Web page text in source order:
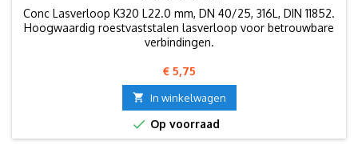
Conc Lasverloop K320 L22.0 mm, DN 40/25, 316L, DIN 11852.
Hoogwaardig roestvaststalen lasverloop voor betrouwbare
verbindingen.
Prijs
€ 5,75
 In winkelwagen
 Op voorraad